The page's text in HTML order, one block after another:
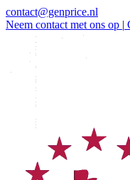
contact@genprice.nl
Neem contact met ons op |